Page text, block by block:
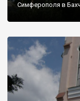
Симферополя в